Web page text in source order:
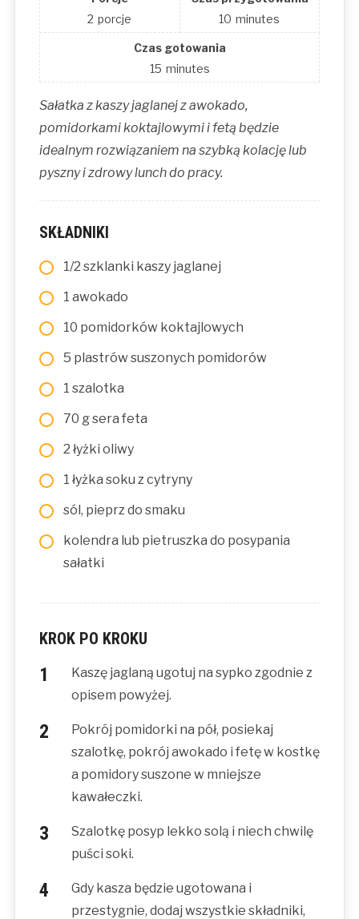
2 porcje
10 minutes
Czas gotowania
15 minutes
Sałatka z kaszy jaglanej z awokado,
pomidorkami koktajlowymi i fetą będzie
idealnym rozwiązaniem na szybką kolację lub
pyszny i zdrowy lunch do pracy.
SKŁADNIKI
1/2 szklanki kaszy jaglanej
1 awokado
10 pomidorków koktajlowych
5 plastrów suszonych pomidorów
1 szalotka
70 g sera feta
2 łyżki oliwy
1 łyżka soku z cytryny
sól, pieprz do smaku
kolendra lub pietruszka do posypania
sałatki
KROK PO KROKU
Kaszę jaglaną ugotuj na sypko zgodnie z
opisem powyżej.
Pokrój pomidorki na pół, posiekaj
szalotkę, pokrój awokado i fetę w kostkę
a pomidory suszone w mniejsze
kawałeczki.
Szalotkę posyp lekko solą i niech chwilę
puści soki.
Gdy kasza będzie ugotowana i
przestygnie, dodaj wszystkie składniki,